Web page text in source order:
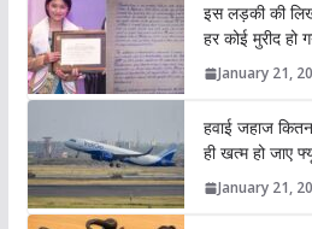
इस लड़की की
हर कोई मुरीद हो
January 21,
हवाई जहाज
ही खत्म हो जाए
January 21,